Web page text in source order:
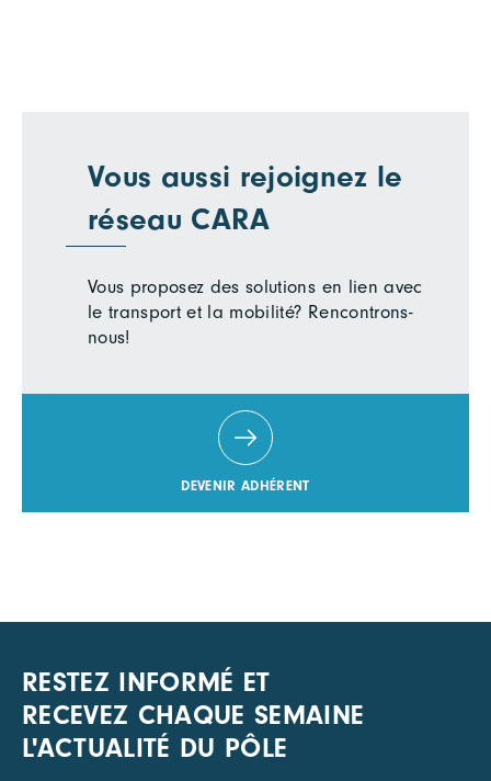
Vous aussi rejoignez le
réseau CARA
Vous proposez des solutions en lien avec
le transport et la mobilité? Rencontrons-
nous!
DEVENIR ADHÉRENT
RESTEZ INFORMÉ ET
RECEVEZ CHAQUE SEMAINE
L'ACTUALITÉ DU PÔLE